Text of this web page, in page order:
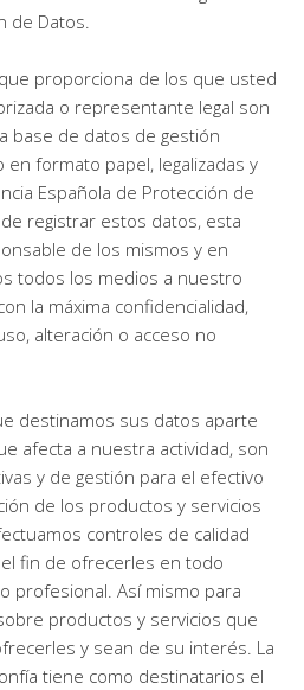
de Datos.
proporciona de los que usted
o representante legal son
base de datos de gestión
en formato papel, legalizadas y
Española de Protección de
registrar estos datos, esta
de los mismos y en
todos los medios a nuestro
la máxima confidencialidad,
alteración o acceso no
destinamos sus datos aparte
afecta a nuestra actividad, son
y de gestión para el efectivo
de los productos y servicios
controles de calidad
fin de ofrecerles en todo
profesional. Así mismo para
productos y servicios que
y sean de su interés. La
tiene como destinatarios el